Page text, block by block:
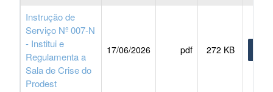
Instrução de
Serviço Nº 007-N
- Institui e
Regulamenta a
Sala de Crise do
Prodest
17/06/2026 pdf 272 KB